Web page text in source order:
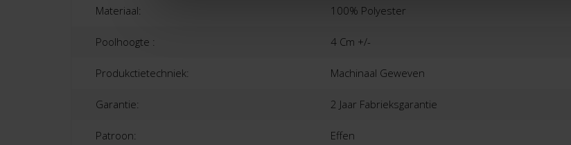
Materiaal: 100% Polyester
Poolhoogte : 4 Cm +/-
Produkctietechniek: Machinaal Geweven
Garantie: 2 Jaar Fabrieksgarantie
Patroon: Effen